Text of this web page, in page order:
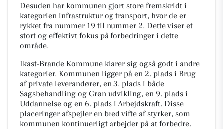
Desuden har kommunen gjort store fremskridt i
kategorien infrastruktur og transport, hvor de er
rykket fra nummer 19 til nummer 2. Dette viser et
stort og effektivt fokus på forbedringer i dette
område.
Ikast-Brande Kommune klarer sig også godt i andre
kategorier. Kommunen ligger på en 2. plads i Brug
af private leverandører, en 3. plads i både
Sagsbehandling og Grøn udvikling, en 9. plads i
Uddannelse og en 6. plads i Arbejdskraft. Disse
placeringer afspejler en bred vifte af styrker, som
kommunen kontinuerligt arbejder på at forbedre.